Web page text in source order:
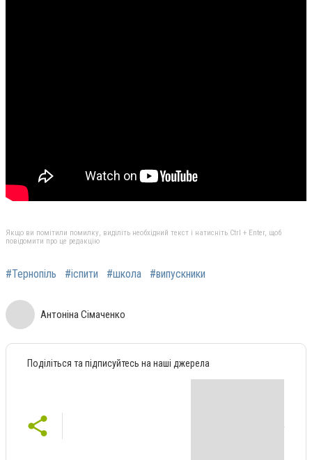
Якщо ви помітили помилку, виділіть необхідний текст і натисніть Ctrl + Enter, щоб
повідомити про це редакцію
#Тернопіль #іспити #школа #випускники
Антоніна Сімаченко
Поділіться та підписуйтесь на наші джерела